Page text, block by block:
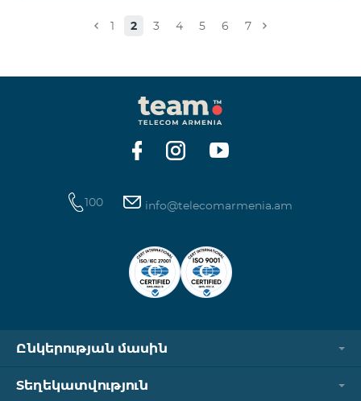
էջին։ Ստուգումը հաջողությամբ անցնելուց հետո
կերպով։ Խնդրում ենք ուշադրություն դարձնել, որ
Captcha հղումն աշխատում է միայն
համապատասխան օպերատորի բջջային
ցանցին միացված լինելու դեպքում։ Wi-Fi-ը և VPN-
ը պետք է անջատված լինեն, հակառակ դեպքում
1 2 3 4 5 6 7
100 info@telecomarmenia.am
Ընկերության մասին
Տեղեկատվություն